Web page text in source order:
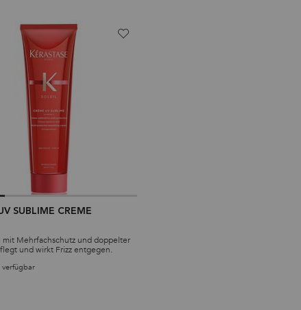
SUBLIME CREME
mit Mehrfachschutz und doppelter
und wirkt Frizz entgegen.
verfügbar